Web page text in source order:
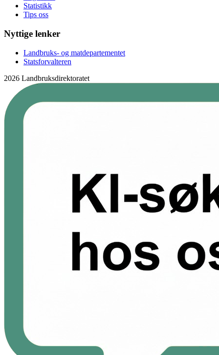
Statistikk
Tips oss
Nyttige lenker
Landbruks- og matdepartementet
Statsforvalteren
2026 Landbruksdirektoratet